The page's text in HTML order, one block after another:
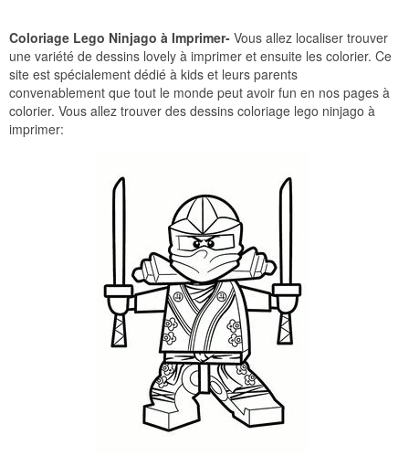
Coloriage Lego Ninjago à Imprimer- Vous allez localiser trouver
une variété de dessins lovely à imprimer et ensuite les colorier. Ce
site est spécialement dédié à kids et leurs parents
convenablement que tout le monde peut avoir fun en nos pages à
colorier. Vous allez trouver des dessins coloriage lego ninjago à
imprimer: